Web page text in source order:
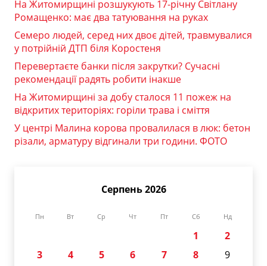
На Житомирщині розшукують 17-річну Світлану
Ромащенко: має два татуювання на руках
Семеро людей, серед них двоє дітей, травмувалися
у потрійній ДТП біля Коростеня
Перевертаєте банки після закрутки? Сучасні
рекомендації радять робити інакше
На Житомирщині за добу сталося 11 пожеж на
відкритих територіях: горіли трава і сміття
У центрі Малина корова провалилася в люк: бетон
різали, арматуру відгинали три години. ФОТО
Серпень 2026
Пн Вт Ср Чт Пт Сб Нд
1
2
3
4 5 6 7 8
9